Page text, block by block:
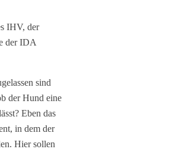
IHV, der
der IDA
sind
der Hund eine
Eben das
in dem der
Hier sollen